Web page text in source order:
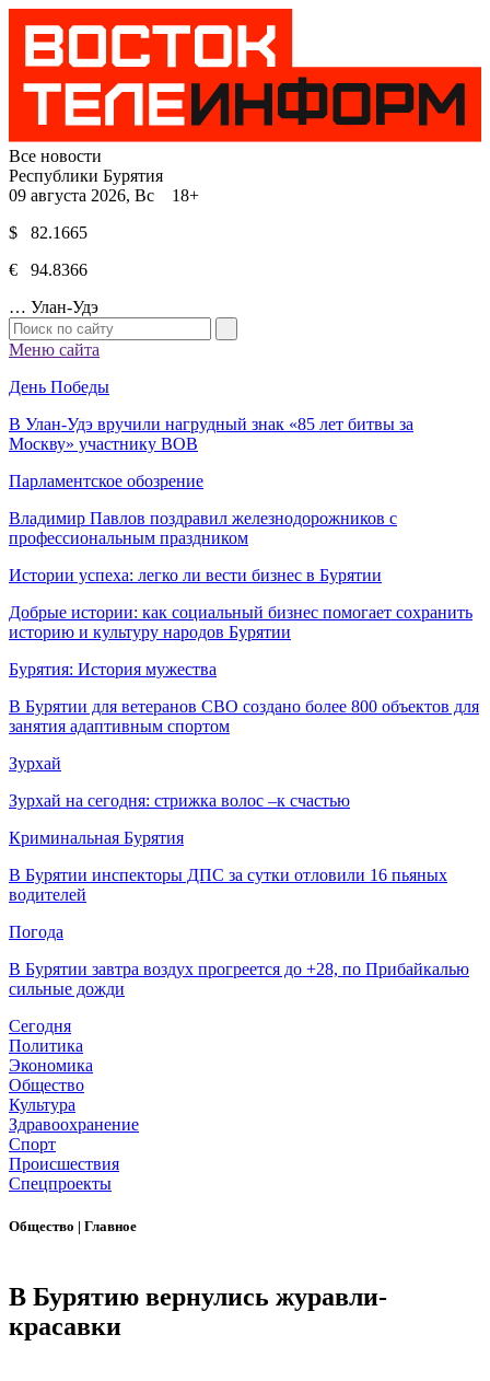
Все новости
Республики Бурятия
09 августа 2026, Вс 18+
$ 82.1665
€ 94.8366
… Улан-Удэ
Меню сайта
День Победы
В Улан-Удэ вручили нагрудный знак «85 лет битвы за
Москву» участнику ВОВ
Парламентское обозрение
Владимир Павлов поздравил железнодорожников с
профессиональным праздником
Истории успеха: легко ли вести бизнес в Бурятии
Добрые истории: как социальный бизнес помогает сохранить
историю и культуру народов Бурятии
Бурятия: История мужества
В Бурятии для ветеранов СВО создано более 800 объектов для
занятия адаптивным спортом
Зурхай
Зурхай на сегодня: стрижка волос –к счастью
Криминальная Бурятия
В Бурятии инспекторы ДПС за сутки отловили 16 пьяных
водителей
Погода
В Бурятии завтра воздух прогреется до +28, по Прибайкалью
сильные дожди
Сегодня
Политика
Экономика
Общество
Культура
Здравоохранение
Спорт
Происшествия
Спецпроекты
Общество | Главное
В Бурятию вернулись журавли-
красавки